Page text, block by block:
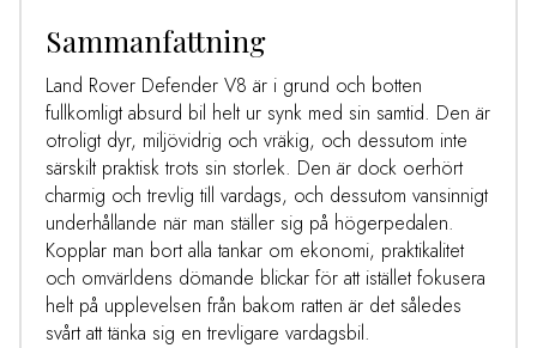
Sammanfattning
Land Rover Defender V8 är i grund och botten
fullkomligt absurd bil helt ur synk med sin samtid. Den är
otroligt dyr, miljövidrig och vräkig, och dessutom inte
särskilt praktisk trots sin storlek. Den är dock oerhört
charmig och trevlig till vardags, och dessutom vansinnigt
underhållande när man ställer sig på högerpedalen.
Kopplar man bort alla tankar om ekonomi, praktikalitet
och omvärldens dömande blickar för att istället fokusera
helt på upplevelsen från bakom ratten är det således
svårt att tänka sig en trevligare vardagsbil.